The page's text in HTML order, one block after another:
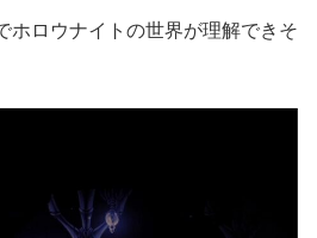
ホロウナイトの世界が理解できそ